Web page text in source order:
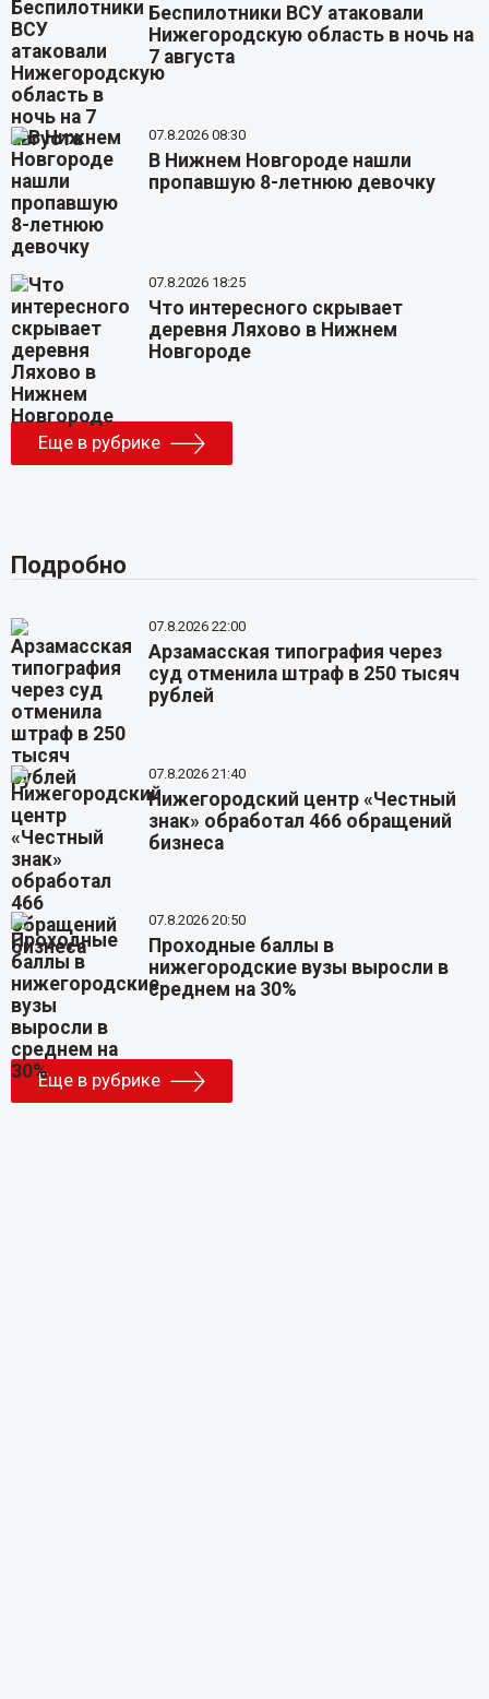
Беспилотники ВСУ атаковали
Нижегородскую область в ночь на
7 августа
07.8.2026 08:30
В Нижнем Новгороде нашли
пропавшую 8-летнюю девочку
07.8.2026 18:25
Что интересного скрывает
деревня Ляхово в Нижнем
Новгороде
Еще в рубрике
Подробно
07.8.2026 22:00
Арзамасская типография через
суд отменила штраф в 250 тысяч
рублей
07.8.2026 21:40
Нижегородский центр «Честный
знак» обработал 466 обращений
бизнеса
07.8.2026 20:50
Проходные баллы в
нижегородские вузы выросли в
среднем на 30%
Еще в рубрике